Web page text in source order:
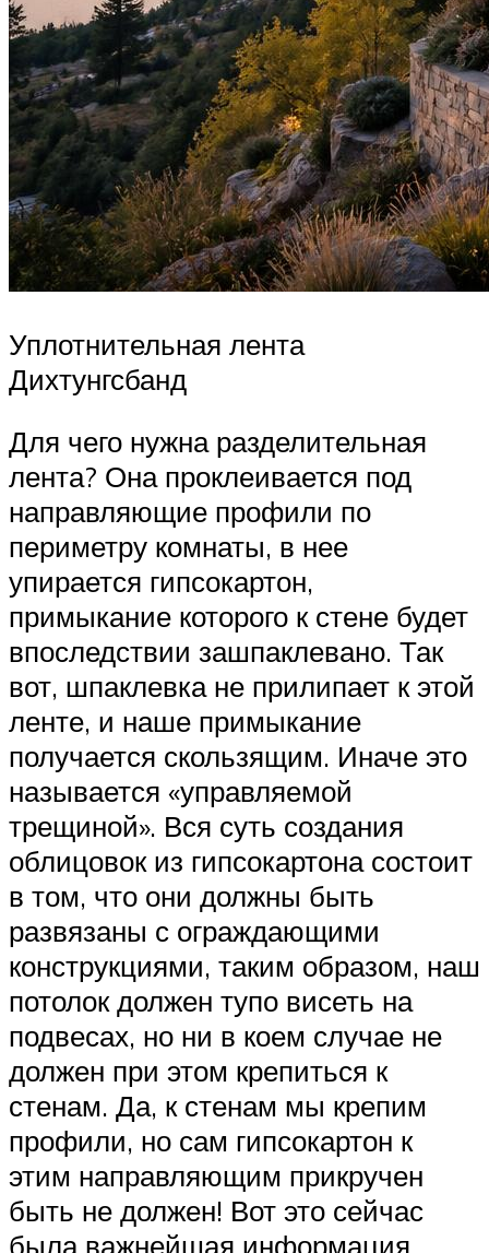
Уплотнительная лента
Дихтунгсбанд
Для чего нужна разделительная
лента? Она проклеивается под
направляющие профили по
периметру комнаты, в нее
упирается гипсокартон,
примыкание которого к стене будет
впоследствии зашпаклевано. Так
вот, шпаклевка не прилипает к этой
ленте, и наше примыкание
получается скользящим. Иначе это
называется «управляемой
трещиной». Вся суть создания
облицовок из гипсокартона состоит
в том, что они должны быть
развязаны с ограждающими
конструкциями, таким образом, наш
потолок должен тупо висеть на
подвесах, но ни в коем случае не
должен при этом крепиться к
стенам. Да, к стенам мы крепим
профили, но сам гипсокартон к
этим направляющим прикручен
быть не должен! Вот это сейчас
была важнейшая информация,